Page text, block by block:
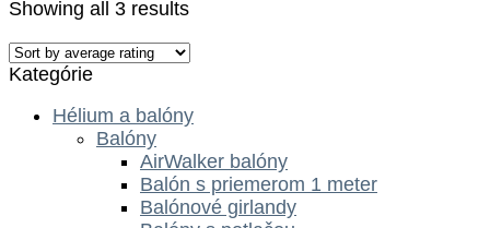
Showing all 3 results
Kategórie
Hélium a balóny
Balóny
AirWalker balóny
Balón s priemerom 1 meter
Balónové girlandy